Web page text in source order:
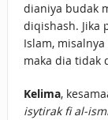
dianiya budak
diqishash. Jika
Islam,
maka dia tidak
Kelima,
isytirak fi al-